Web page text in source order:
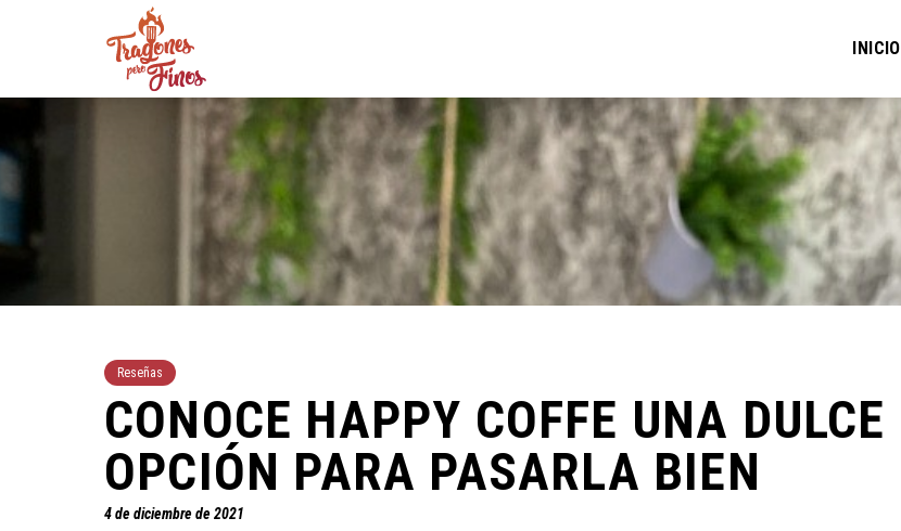
INICIO
Reseñas
CONOCE HAPPY COFFE UNA DULCE
OPCIÓN PARA PASARLA BIEN
4 de diciembre de 2021